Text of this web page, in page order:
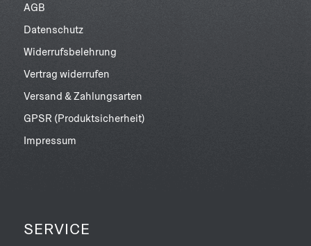
AGB
Datenschutz
Widerrufsbelehrung
Vertrag widerrufen
Versand & Zahlungsarten
GPSR (Produktsicherheit)
Impressum
SERVICE